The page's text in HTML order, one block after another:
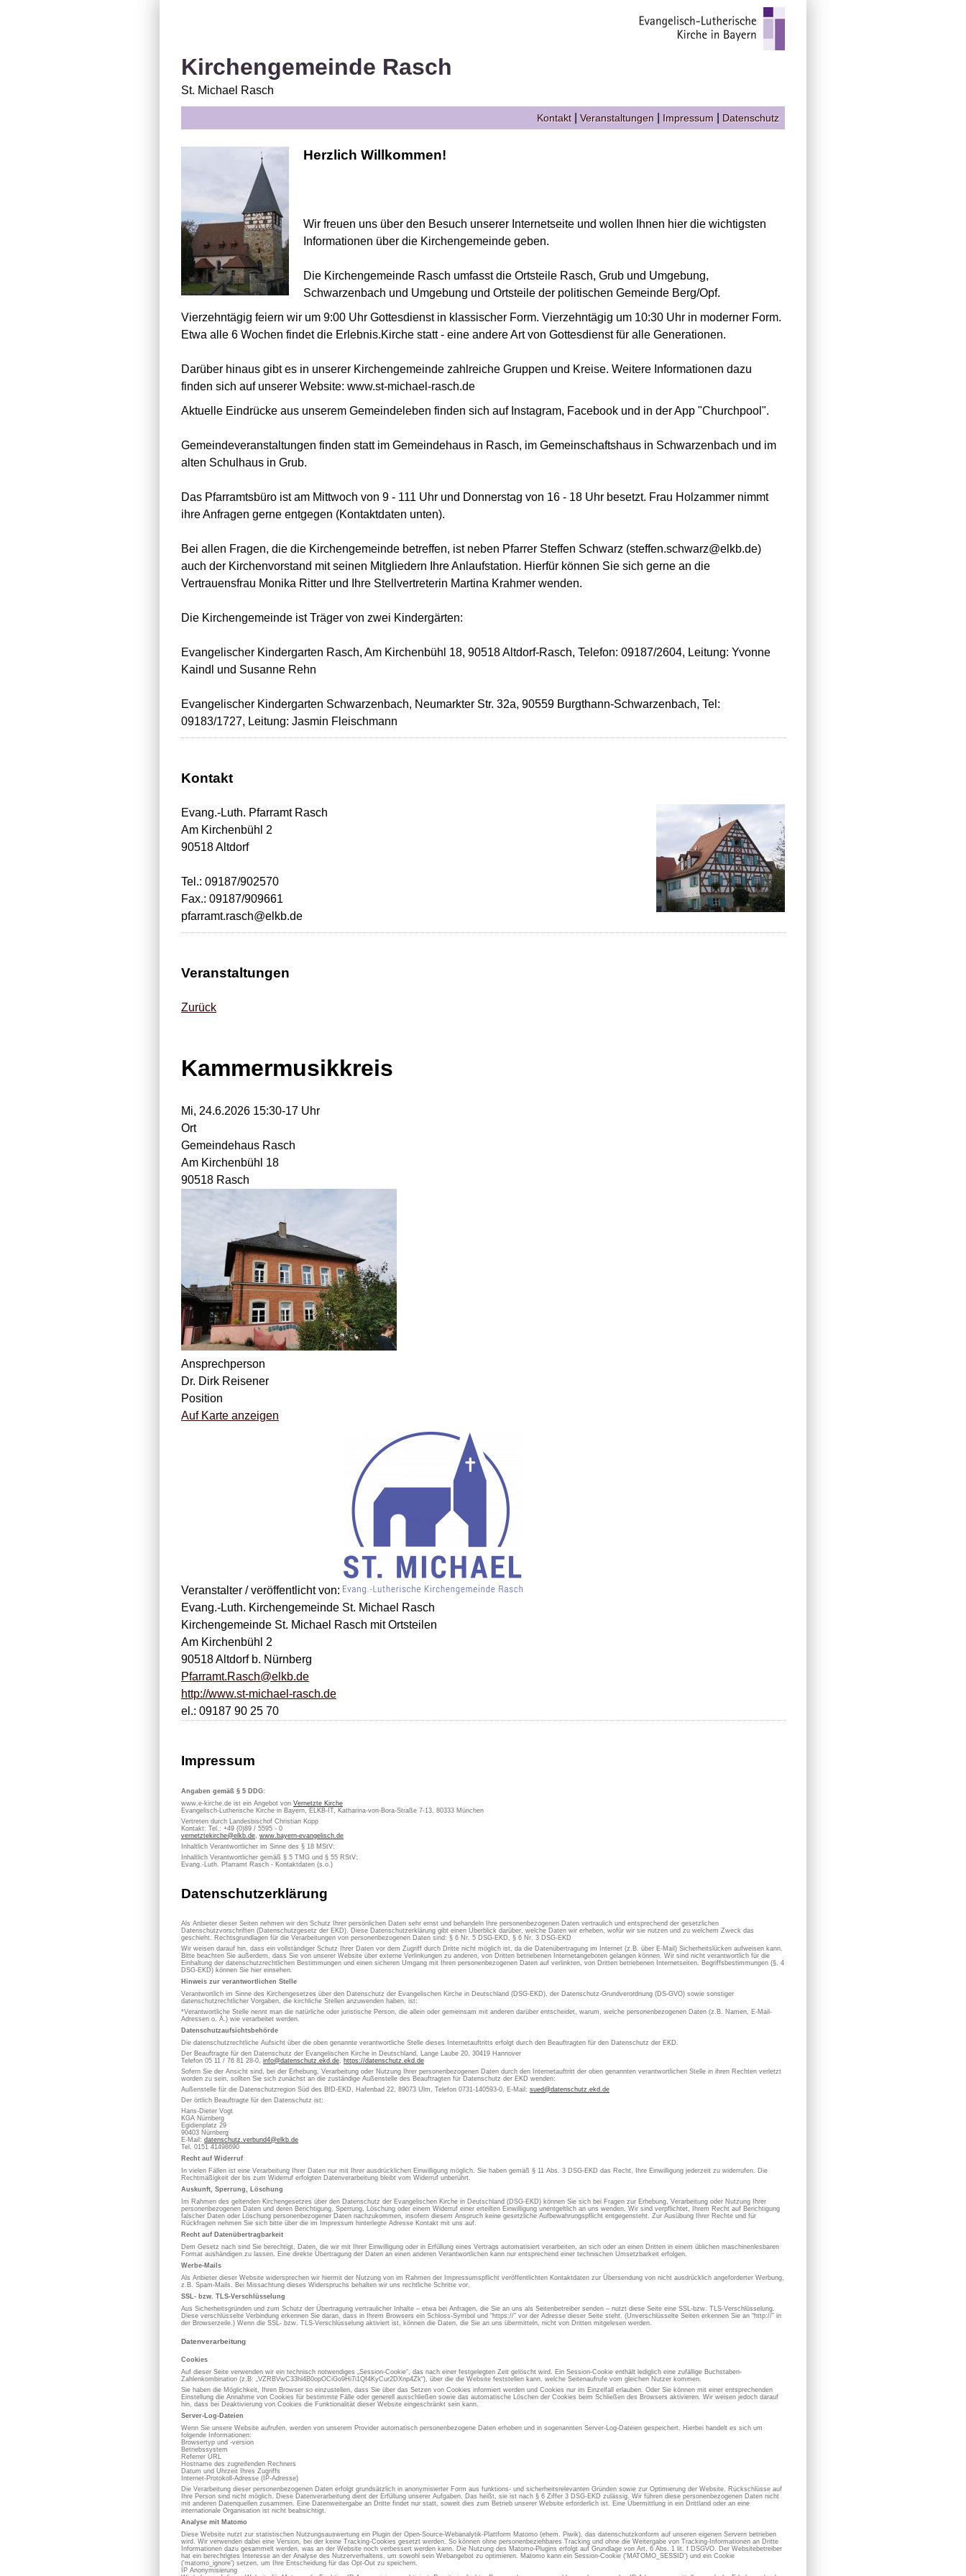
Kirchengemeinde Rasch
St. Michael Rasch
Kontakt| Veranstaltungen Impressum Datenschutz
Herzlich Willkommen!
Wir freuen uns über den Besuch unserer Internetseite und wollen Ihnen hier die wichtigsten
Informationen über die Kirchengemeinde geben.
Die Kirchengemeinde Rasch umfasst die Ortsteile Rasch, Grub und Umgebung,
Schwarzenbach und Umgebung und Ortsteile der politischen Gemeinde Berg/Opf.
Vierzehntägig feiern wir um 9:00 Uhr Gottesdienst in klassischer Form. Vierzehntägig um 10:30 Uhr in moderner Form.
Etwa alle 6 Wochen findet die Erlebnis.Kirche statt - eine andere Art von Gottesdienst für alle Generationen.
Darüber hinaus gibt es in unserer Kirchengemeinde zahlreiche Gruppen und Kreise. Weitere Informationen dazu
finden sich auf unserer Website: www.st-michael-rasch.de
Aktuelle Eindrücke aus unserem Gemeindeleben finden sich auf Instagram, Facebook und in der App "Churchpool".
Gemeindeveranstaltungen finden statt im Gemeindehaus in Rasch, im Gemeinschaftshaus in Schwarzenbach und im
alten Schulhaus in Grub.
Das Pfarramtsbüro ist am Mittwoch von 9 - 111 Uhr und Donnerstag von 16 - 18 Uhr besetzt. Frau Holzammer nimmt
ihre Anfragen gerne entgegen (Kontaktdaten unten).
Bei allen Fragen, die die Kirchengemeinde betreffen, ist neben Pfarrer Steffen Schwarz (steffen.schwarz@elkb.de)
auch der Kirchenvorstand mit seinen Mitgliedern Ihre Anlaufstation. Hierfür können Sie sich gerne an die
Vertrauensfrau Monika Ritter und Ihre Stellvertreterin Martina Krahmer wenden.
Die Kirchengemeinde ist Träger von zwei Kindergärten:
Evangelischer Kindergarten Rasch, Am Kirchenbühl 18, 90518 Altdorf-Rasch, Telefon: 09187/2604, Leitung: Yvonne
Kaindl und Susanne Rehn
Evangelischer Kindergarten Schwarzenbach, Neumarkter Str. 32a, 90559 Burgthann-Schwarzenbach, Tel:
09183/1727, Leitung: Jasmin Fleischmann
Kontakt
Evang.-Luth. Pfarramt Rasch
Am Kirchenbühl 2
90518 Altdorf
Tel.: 09187/902570
Fax.: 09187/909661
pfarramt.rasch@elkb.de
Veranstaltungen
Zurück
Kammermusikkreis
Mi, 24.6.2026 15:30-17 Uhr
Ort
Gemeindehaus Rasch
Am Kirchenbühl 18
90518 Rasch
Ansprechperson
Dr. Dirk Reisener
Position
Auf Karte anzeigen
Veranstalter / veröffentlicht von:
Evang.-Luth. Kirchengemeinde St. Michael Rasch
Kirchengemeinde St. Michael Rasch mit Ortsteilen
Am Kirchenbühl 2
90518 Altdorf b. Nürnberg
Pfarramt.Rasch@elkb.de
http://www.st-michael-rasch.de
el.: 09187 90 25 70
Impressum
Angaben gemäß § 5 DDG:
www.e-kirche.de ist ein Angebot von Vernetzte Kirche
Evangelisch-Lutherische Kirche in Bayern, ELKB-IT, Katharina-von-Bora-Straße 7-13, 80333 München
Vertreten durch Landesbischof Christian Kopp
Kontakt: Tel.: +49 (0)89 / 5595 - 0
vernetztekirche@elkb.de, www.bayern-evangelisch.de
Inhaltlich Verantwortlicher im Sinne des § 18 MStV:
Inhaltlich Verantwortlicher gemäß § 5 TMG und § 55 RStV:
Evang.-Luth. Pfarramt Rasch - Kontaktdaten (s.o.)
Datenschutzerklärung
Als Anbieter dieser Seiten nehmen wir den Schutz Ihrer persönlichen Daten sehr ernst und behandeln Ihre personenbezogenen Daten vertraulich und entsprechend der gesetzlichen
Datenschutzvorschriften (Datenschutzgesetz der EKD). Diese Datenschutzerklärung gibt einen Überblick darüber, welche Daten wir erheben, wofür wir sie nutzen und zu welchem Zweck das
geschieht. Rechtsgrundlagen für die Verarbeitungen von personenbezogenen Daten sind: § 6 Nr. 5 DSG-EKD, § 6 Nr. 3 DSG-EKD
Wir weisen darauf hin, dass ein vollständiger Schutz Ihrer Daten vor dem Zugriff durch Dritte nicht möglich ist, da die Datenübertragung im Internet (z.B. über E-Mail) Sicherheitslücken aufweisen kann.
Bitte beachten Sie außerdem, dass Sie von unserer Website über externe Verlinkungen zu anderen, von Dritten betriebenen Internetangeboten gelangen können. Wir sind nicht verantwortlich für die
Einhaltung der datenschutzrechtlichen Bestimmungen und einen sicheren Umgang mit Ihren personenbezogenen Daten auf verlinkten, von Dritten betriebenen Internetseiten. Begriffsbestimmungen (§. 4
DSG-EKD) können Sie hier einsehen.
Hinweis zur verantwortlichen Stelle
Verantwortlich im Sinne des Kirchengesetzes über den Datenschutz der Evangelischen Kirche in Deutschland (DSG-EKD), der Datenschutz-Grundverordnung (DS-GVO) sowie sonstiger
datenschutzrechtlicher Vorgaben, die kirchliche Stellen anzuwenden haben, ist:
*Verantwortliche Stelle nennt man die natürliche oder juristische Person, die allein oder gemeinsam mit anderen darüber entscheidet, warum, welche personenbezogenen Daten (z.B. Namen, E-Mail-
Adressen o. Ä.) wie verarbeitet werden.
Datenschutzaufsichtsbehörde
Die datenschutzrechtliche Aufsicht über die oben genannte verantwortliche Stelle dieses Internetauftritts erfolgt durch den Beauftragten für den Datenschutz der EKD.
Der Beauftragte für den Datenschutz der Evangelischen Kirche in Deutschland, Lange Laube 20, 30419 Hannover
Telefon 05 11 / 76 81 28-0, info@datenschutz.ekd.de, https://datenschutz.ekd.de
Sofern Sie der Ansicht sind, bei der Erhebung, Verarbeitung oder Nutzung Ihrer personenbezogenen Daten durch den Internetauftritt der oben genannten verantwortlichen Stelle in ihren Rechten verletzt
worden zu sein, sollten Sie sich zunächst an die zuständige Außenstelle des Beauftragten für Datenschutz der EKD wenden:
Außenstelle für die Datenschutzregion Süd des BfD-EKD, Hafenbad 22, 89073 Ulm, Telefon 0731-140593-0, E-Mail: sued@datenschutz.ekd.de
Der örtlich Beauftragte für den Datenschutz ist:
Hans-Dieter Vogt
KGA Nürnberg
Egidienplatz 29
90403 Nürnberg
E-Mail: datenschutz.verbund4@elkb.de
Tel. 0151 41498690
Recht auf Widerruf
In vielen Fällen ist eine Verarbeitung Ihrer Daten nur mit Ihrer ausdrücklichen Einwilligung möglich. Sie haben gemäß § 11 Abs. 3 DSG-EKD das Recht, Ihre Einwilligung jederzeit zu widerrufen. Die
Rechtmäßigkeit der bis zum Widerruf erfolgten Datenverarbeitung bleibt vom Widerruf unberührt.
Auskunft, Sperrung, Löschung
Im Rahmen des geltenden Kirchengesetzes über den Datenschutz der Evangelischen Kirche in Deutschland (DSG-EKD) können Sie sich bei Fragen zur Erhebung, Verarbeitung oder Nutzung Ihrer
personenbezogenen Daten und deren Berichtigung, Sperrung, Löschung oder einem Widerruf einer erteilten Einwilligung unentgeltlich an uns wenden. Wir sind verpflichtet, Ihrem Recht auf Berichtigung
falscher Daten oder Löschung personenbezogener Daten nachzukommen, insofern diesem Anspruch keine gesetzliche Aufbewahrungspflicht entgegensteht. Zur Ausübung Ihrer Rechte und für
Rückfragen nehmen Sie sich bitte über die im Impressum hinterlegte Adresse Kontakt mit uns auf.
Recht auf Datenübertragbarkeit
Dem Gesetz nach sind Sie berechtigt, Daten, die wir mit Ihrer Einwilligung oder in Erfüllung eines Vertrags automatisiert verarbeiten, an sich oder an einen Dritten in einem üblichen maschinenlesbaren
Format aushändigen zu lassen. Eine direkte Übertragung der Daten an einen anderen Verantwortlichen kann nur entsprechend einer technischen Umsetzbarkeit erfolgen.
Werbe-Mails
Als Anbieter dieser Website widersprechen wir hiermit der Nutzung von im Rahmen der Impressumspflicht veröffentlichten Kontaktdaten zur Übersendung von nicht ausdrücklich angeforderter Werbung,
z.B. Spam-Mails. Bei Missachtung dieses Widerspruchs behalten wir uns rechtliche Schritte vor.
SSL- bzw. TLS-Verschlüsselung
Aus Sicherheitsgründen und zum Schutz der Übertragung vertraulicher Inhalte – etwa bei Anfragen, die Sie an uns als Seitenbetreiber senden – nutzt diese Seite eine SSL-bzw. TLS-Verschlüsselung.
Diese verschlüsselte Verbindung erkennen Sie daran, dass in Ihrem Browsers ein Schloss-Symbol und “https://” vor der Adresse dieser Seite steht. (Unverschlüsselte Seiten erkennen Sie an “http://” in
der Browserzeile.) Wenn die SSL- bzw. TLS-Verschlüsselung aktiviert ist, können die Daten, die Sie an uns übermitteln, nicht von Dritten mitgelesen werden.
Datenverarbeitung
Cookies
Auf dieser Seite verwenden wir ein technisch notwendiges „Session-Cookie“, das nach einer festgelegten Zeit gelöscht wird. Ein Session-Cookie enthält lediglich eine zufällige Buchstaben-
Zahlenkombination (z.B: „VZRBVwC33hl4B0opOCiGo9Hi7i1Qf4KyCur2DXnp4Zk“), über die die Website feststellen kann, welche Seitenaufrufe vom gleichen Nutzer kommen.
Sie haben die Möglichkeit, Ihren Browser so einzustellen, dass Sie über das Setzen von Cookies informiert werden und Cookies nur im Einzelfall erlauben. Oder Sie können mit einer entsprechenden
Einstellung die Annahme von Cookies für bestimmte Fälle oder generell ausschließen sowie das automatische Löschen der Cookies beim Schließen des Browsers aktivieren. Wir weisen jedoch darauf
hin, dass bei Deaktivierung von Cookies die Funktionalität dieser Website eingeschränkt sein kann.
Server-Log-Dateien
Wenn Sie unsere Website aufrufen, werden von unserem Provider automatisch personenbezogene Daten erhoben und in sogenannten Server-Log-Dateien gespeichert. Hierbei handelt es sich um
folgende Informationen:
Browsertyp und -version
Betriebssystem
Referrer URL
Hostname des zugreifenden Rechners
Datum und Uhrzeit Ihres Zugriffs
Internet-Protokoll-Adresse (IP-Adresse)
Die Verarbeitung dieser personenbezogenen Daten erfolgt grundsätzlich in anonymisierter Form aus funktions- und sicherheitsrelevanten Gründen sowie zur Optimierung der Website. Rückschlüsse auf
Ihre Person sind nicht möglich. Diese Datenverarbeitung dient der Erfüllung unserer Aufgaben. Das heißt, sie ist nach § 6 Ziffer 3 DSG-EKD zulässig. Wir führen diese personenbezogenen Daten nicht
mit anderen Datenquellen zusammen. Eine Datenweitergabe an Dritte findet nur statt, soweit dies zum Betrieb unserer Website erforderlich ist. Eine Übermittlung in ein Drittland oder an eine
internationale Organisation ist nicht beabsichtigt.
Analyse mit Matomo
Diese Website nutzt zur statistischen Nutzungsauswertung ein Plugin der Open-Source-Webanalytik-Plattform Matomo (ehem. Piwik), das datenschutzkonform auf unseren eigenen Servern betrieben
wird. Wir verwenden dabei eine Version, bei der keine Tracking-Cookies gesetzt werden. So können ohne personenbeziehbares Tracking und ohne die Weitergabe von Tracking-Informationen an Dritte
Informationen dazu gesammelt werden, was an der Website noch verbessert werden kann. Die Nutzung des Matomo-Plugins erfolgt auf Grundlage von Art. 6 Abs. 1 lit. f DSGVO. Der Websitebetreiber
hat ein berechtigtes Interesse an der Analyse des Nutzerverhaltens, um sowohl sein Webangebot zu optimieren. Matomo kann ein Session-Cookie ('MATOMO_SESSID') und ein Cookie
('matomo_ignore') setzen, um Ihre Entscheidung für das Opt-Out zu speichern.
IP Anonymisierung